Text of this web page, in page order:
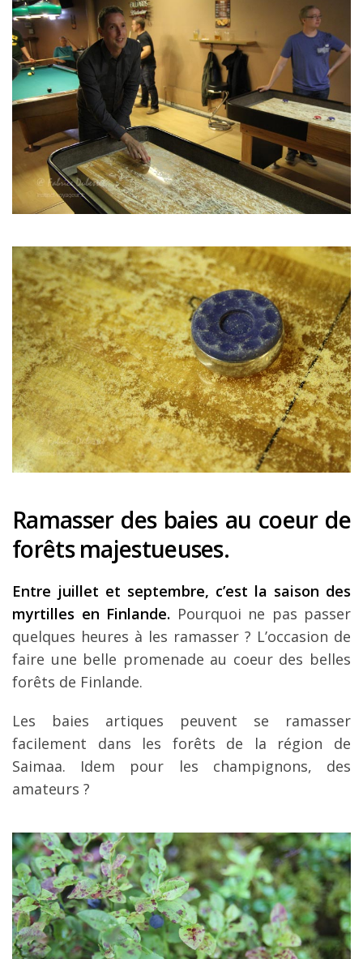
Ramasser des baies au coeur de
forêts majestueuses.
Entre juillet et septembre, c’est la saison des
myrtilles en Finlande. Pourquoi ne pas passer
quelques heures à les ramasser ? L’occasion de
faire une belle promenade au coeur des belles
forêts de Finlande.
Les baies artiques peuvent se ramasser
facilement dans les forêts de la région de
Saimaa. Idem pour les champignons, des
amateurs ?